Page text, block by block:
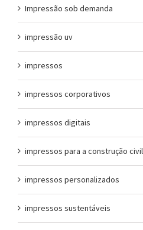
Impressão sob demanda
impressão uv
impressos
impressos corporativos
impressos digitais
impressos para a construção civil
impressos personalizados
impressos sustentáveis